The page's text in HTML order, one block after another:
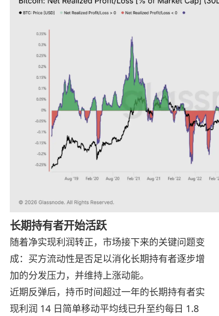
长期持有者开始活跃
随着净实现利润转正，市场接下来的关键问题变
成：买方流动性是否足以消化长期持有者逐步增
加的分发压力，并维持上涨动能。
近期反弹后，持币时间超过一年的长期持有者实
现利润 14 日简单移动平均线已升至约每日 1.8